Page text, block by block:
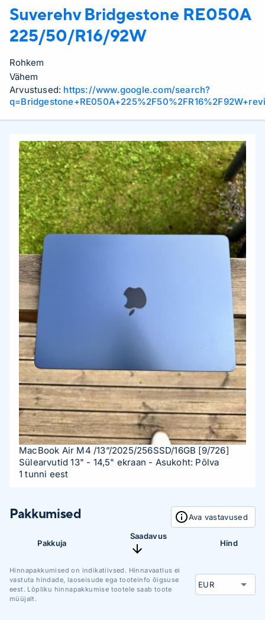
Suverehv Bridgestone RE050A
225/50/R16/92W
Rohkem
Vähem
Arvustused: https://www.google.com/search?
MacBook Air M4 /13”/2025/256SSD/16GB [9/726]
Sülearvutid 13" - 14,5" ekraan - Asukoht: Põlva
1 tunni eest
Pakkumised Ava vastavused
Pakkuja
Saadavus
Hind
Hinnapakkumised on indikatiivsed. Hinnavaatlus ei
vastuta hindade, laoseisude ega tooteinfo õigsuse
eest. Lõpliku hinnapakkumise tootele saab toote
müüjalt.